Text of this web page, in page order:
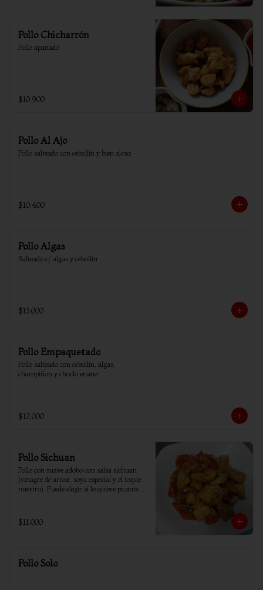
Pollo Chicharrón
Pollo apanado
$10.900
Pollo Al Ajo
Pollo salteado con cebollín y bien ajoso
$10.400
Pollo Algas
Salteado c/ algas y cebollin
$13.000
Pollo Empaquetado
Pollo salteado con cebollín, algas,
champiñon y choclo enano
$12.000
Pollo Sichuan
Pollo con suave adobo con salsa sichuan
(vinagre de arroz, soya especial y el toque
nuestro). Puede elegir si lo quiere picante o
$11.000
Pollo Solo